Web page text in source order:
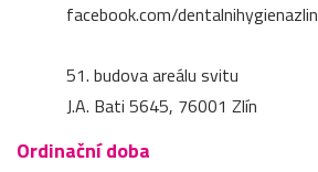
facebook.com/dentalnihygienazlin
51. budova areálu svitu
J.A. Bati 5645, 76001 Zlín
Ordinační doba